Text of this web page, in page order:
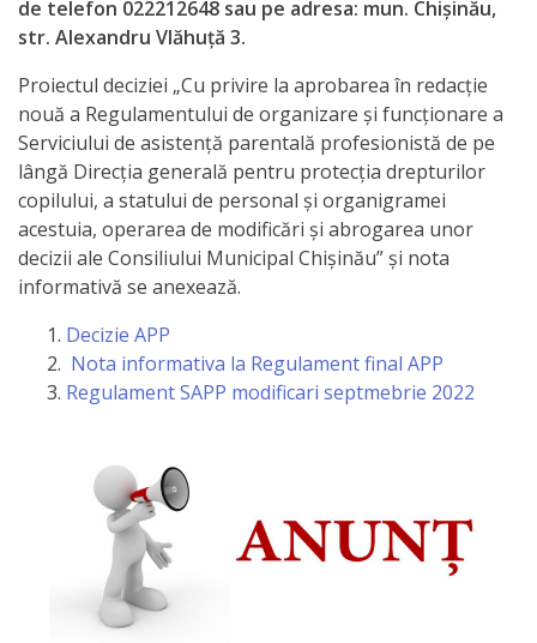
de telefon 022212648 sau pe adresa: mun. Chișinău,
str. Alexandru Vlăhuță 3.
Proiectul deciziei „Cu privire la aprobarea în redacție
nouă a Regulamentului de organizare și funcționare a
Serviciului de asistență parentală profesionistă de pe
lângă Direcția generală pentru protecția drepturilor
copilului, a statului de personal și organigramei
acestuia, operarea de modificări și abrogarea unor
decizii ale Consiliului Municipal Chișinău” şi nota
informativă se anexează.
Decizie APP
Nota informativa la Regulament final APP
Regulament SAPP modificari septmebrie 2022